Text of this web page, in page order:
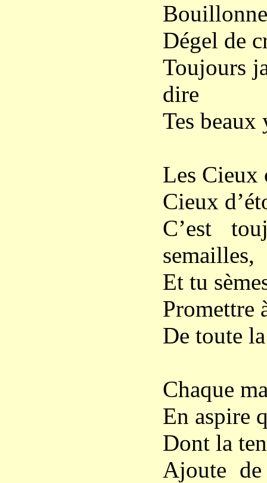
Dégel de
Toujours
dire
Tes
Les Cieux
Cieux
C’est
semailles,
Et tu
Promettre
De toute
Chaque
En aspire
Dont la
Ajoute